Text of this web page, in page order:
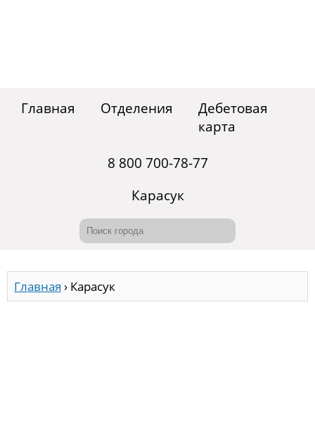
Главная Отделения
Дебетовая
карта
8 800 700-78-77
Карасук
Главная › Карасук